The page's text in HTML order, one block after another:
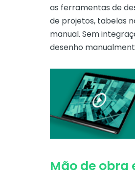
as ferramentas de
de projetos, tabelas
manual. Sem
desenho
Mão de obra